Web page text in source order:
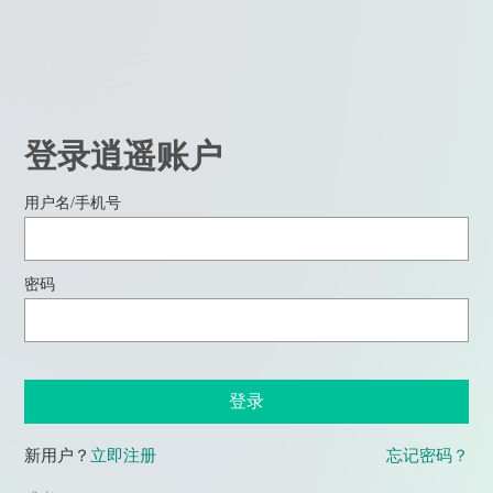
登录逍遥账户
用户名/手机号
密码
登录
新用户？ 立即注册 忘记密码？